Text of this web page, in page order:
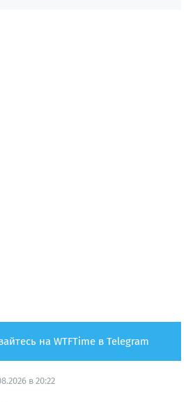
на WTFTime в Telegram
в 20:22